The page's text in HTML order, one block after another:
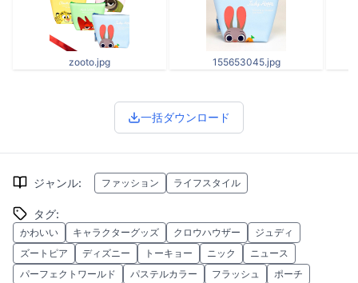
zooto.jpg 155653045.jpg
一括ダウンロード
ジャンル: ファッション ライフスタイル
タグ:
かわいい キャラクターグッズ クロウハウザー
ジュディ
ズートピア
ディズニー トーキョー ニック
ニュース
パーフェクトワールド
パステルカラー フラッシュ
ポーチ